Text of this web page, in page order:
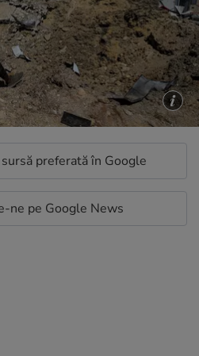
preferată în Google
ne pe Google News